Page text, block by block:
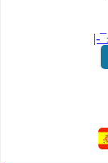
|-